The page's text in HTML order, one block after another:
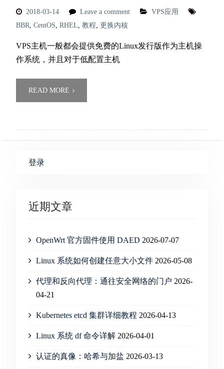
2018-03-14 Leave a comment
VPS应用
BBR, CentOS, RHEL, 教程, 更换内核
VPS主机一般都会提供免费的Linux发行版作为主机操
作系统，并且对于低配置主机
READ MORE
登录
近期文章
OpenWrt 官方固件使用 DAED 2026-07-07
Linux 系统如何创建任意大小文件 2026-05-08
代理和反向代理：通往安全网络的门户 2026-
04-21
Kubernetes etcd 集群详细教程 2026-04-13
Linux 系统 df 命令详解 2026-04-01
认证的真像：哈希与加盐 2026-03-13